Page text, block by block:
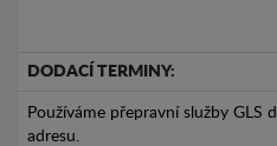
DODACÍ TERMINY:
Používáme přepravní služby GLS
adresu.